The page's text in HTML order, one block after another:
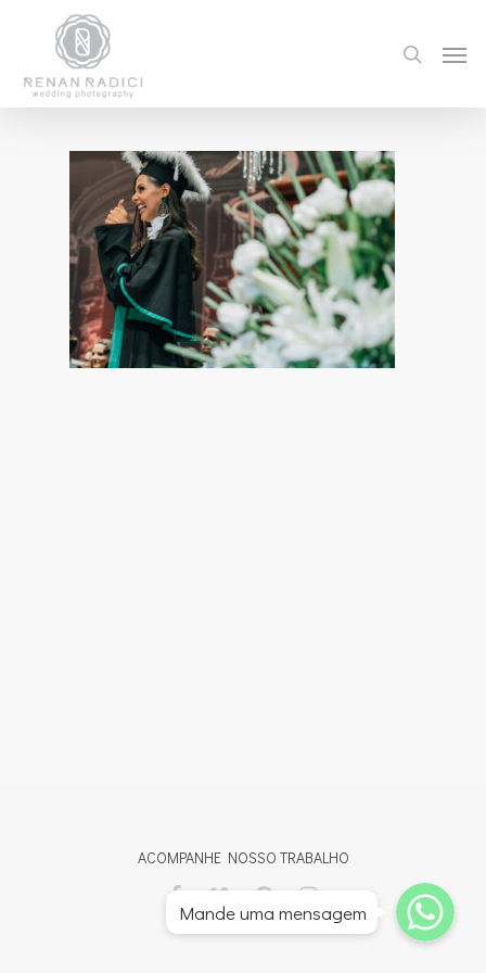
ACOMPANHE NOSSO TRABALHO
Whatsapp
Whatsapp
Whatsapp
Mande uma mensagem